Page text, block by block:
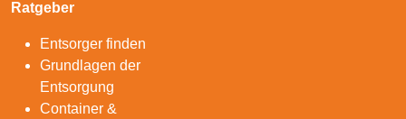
Ratgeber
Entsorger finden
Grundlagen der
Entsorgung
Container &